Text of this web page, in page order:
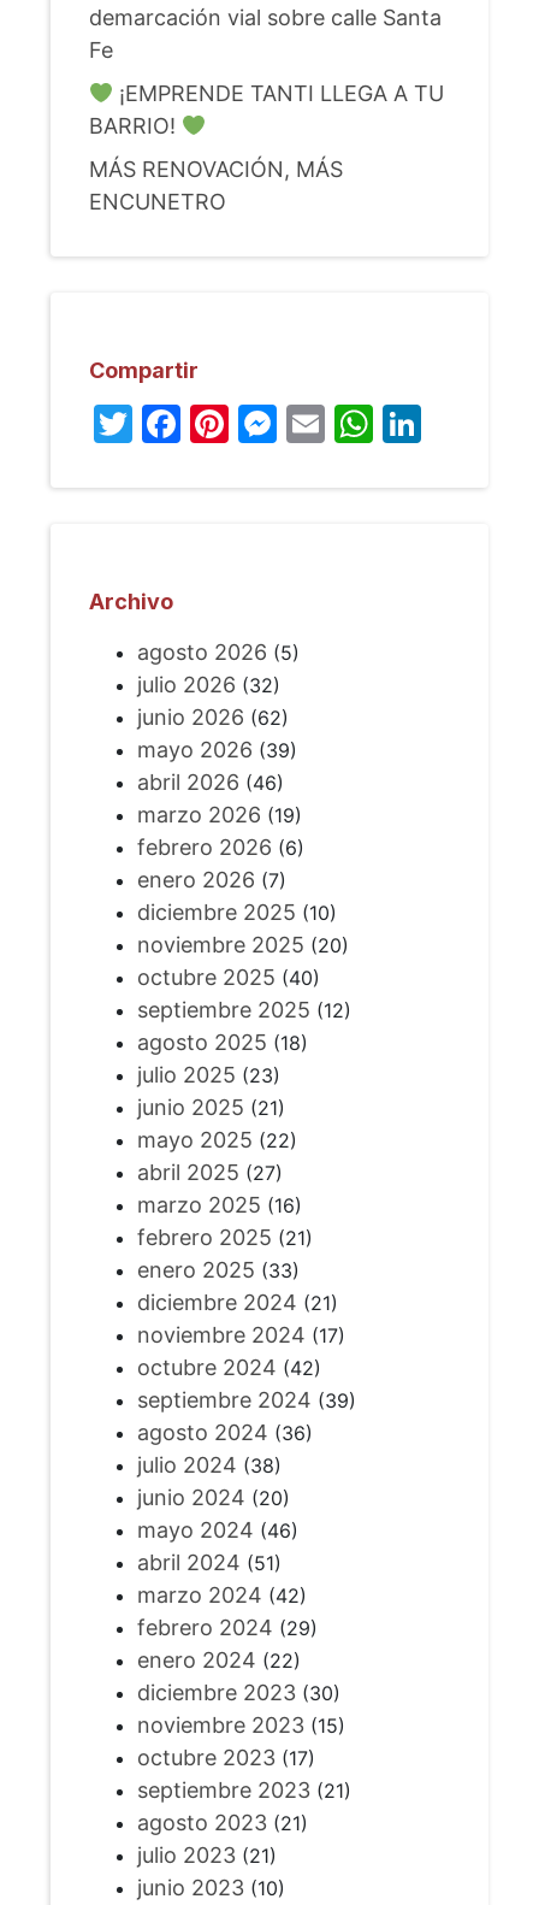
demarcación vial sobre calle Santa
Fe
¡EMPRENDE TANTI LLEGA A TU
BARRIO!
MÁS RENOVACIÓN, MÁS
ENCUNETRO
Compartir
Twitter
Facebook
Pinterest
Messenger
Email
Archivo
agosto 2026 (5)
julio 2026 (32)
junio 2026 (62)
mayo 2026 (39)
abril 2026 (46)
marzo 2026 (19)
febrero 2026 (6)
enero 2026 (7)
diciembre 2025 (10)
noviembre 2025 (20)
octubre 2025 (40)
septiembre 2025 (12)
agosto 2025 (18)
julio 2025 (23)
junio 2025 (21)
mayo 2025 (22)
abril 2025 (27)
marzo 2025 (16)
febrero 2025 (21)
enero 2025 (33)
diciembre 2024 (21)
noviembre 2024 (17)
octubre 2024 (42)
septiembre 2024 (39)
agosto 2024 (36)
julio 2024 (38)
junio 2024 (20)
mayo 2024 (46)
abril 2024 (51)
marzo 2024 (42)
febrero 2024 (29)
enero 2024 (22)
diciembre 2023(30)
noviembre 2023(15)
octubre 2023(17)
septiembre 2023(21)
agosto 2023(21)
julio 2023(21)
junio 2023(10)